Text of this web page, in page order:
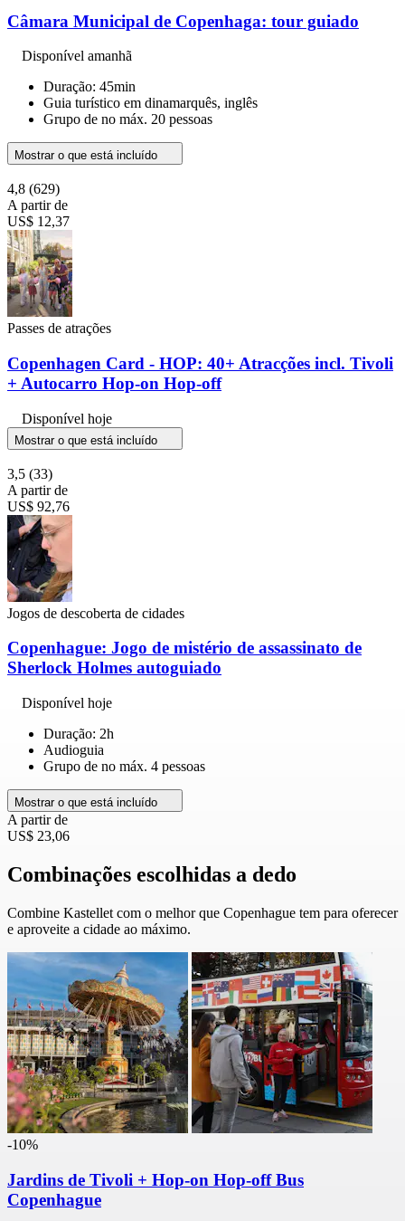
Câmara Municipal de Copenhaga: tour guiado
Disponível amanhã
Duração: 45min
Guia turístico em dinamarquês, inglês
Grupo de no máx. 20 pessoas
Mostrar o que está incluído
4,8 (629)
A partir de
US$ 12,37
Passes de atrações
Copenhagen Card - HOP: 40+ Atracções incl. Tivoli
+ Autocarro Hop-on Hop-off
Disponível hoje
Mostrar o que está incluído
3,5 (33)
A partir de
US$ 92,76
Jogos de descoberta de cidades
Copenhague: Jogo de mistério de assassinato de
Sherlock Holmes autoguiado
Disponível hoje
Duração: 2h
Audioguia
Grupo de no máx. 4 pessoas
Mostrar o que está incluído
A partir de
US$ 23,06
Combinações escolhidas a dedo
Combine Kastellet com o melhor que Copenhague tem para oferecer
e aproveite a cidade ao máximo.
-10%
Jardins de Tivoli + Hop-on Hop-off Bus
Copenhague